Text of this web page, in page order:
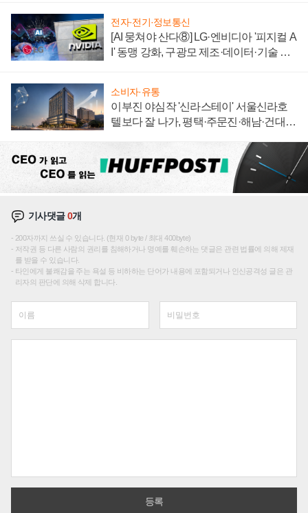
전자·전기·정보통신
[AI 뭉쳐야 산다⑧] LG·엔비디아 '피지컬 A
I' 동맹 강화, 구광모 제조·데이터·기술 결
소비자·유통
이부진 야심작 '신라스테이' 서울신라호
텔보다 잘 나가, 평택·주문진·해남·건대로
기사댓글0개
200자까지 쓰실 수 있습니다. (현재 0 byte / 최대 400byte)
저작권 등 다른 사람의 권리를 침해하거나 명예를 훼손하는 댓글은 관련 법률에 의해 제재
를 받을 수 있습니다.
타인에게 불쾌감을 주는 욕설 등 비하하는 단어가 내용에 포함되거나 인신공격성 글은 관
리자의 판단에 의해 삭제 합니다.